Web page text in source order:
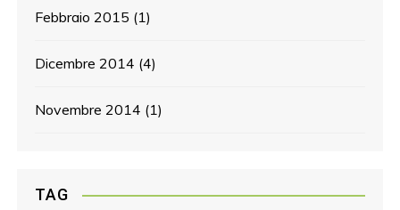
Febbraio 2015 (1)
Dicembre 2014 (4)
Novembre 2014 (1)
TAG